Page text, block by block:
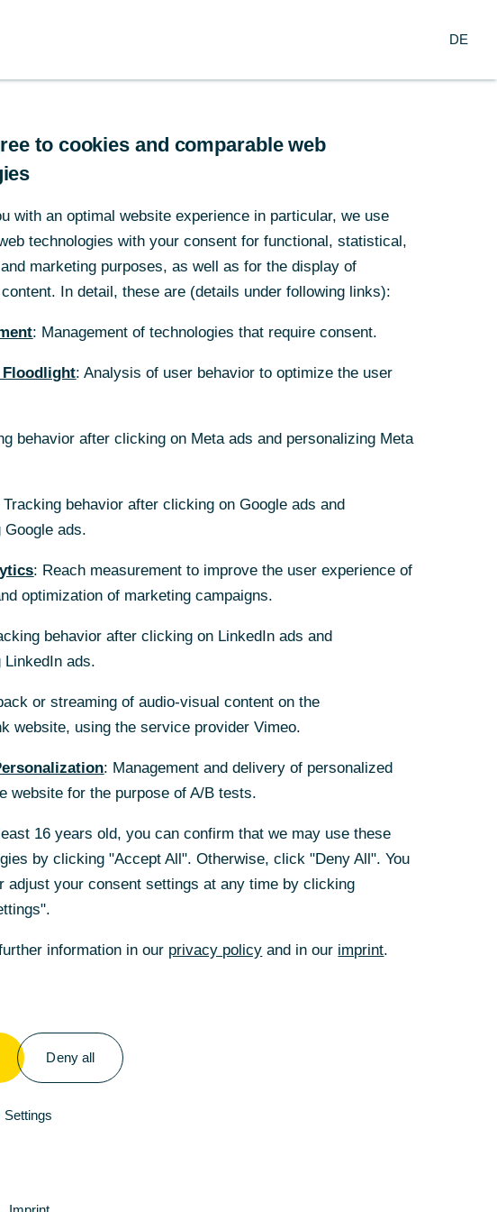
Research Service
mit der
um
auszutauschen.
E-Mail-Adresse mit einer
oder Google
Smartphone)
Sie den dort
mit Ihnen teilen. Sie
Dokumenten.
Commerzbank-
DE
to cookies and comparable web
with an optimal website experience in particular, we use
technologies with your consent for functional, statistical,
marketing purposes, as well as for the display of
In detail, these are (details under following links):
: Management of technologies that require consent.
Floodlight: Analysis of user behavior to optimize the user
behavior after clicking on Meta ads and personalizing Meta
Tracking behavior after clicking on Google ads and
Google ads.
: Reach measurement to improve the user experience of
optimization of marketing campaigns.
behavior after clicking on LinkedIn ads and
LinkedIn ads.
or streaming of audio-visual content on the
website, using the service provider Vimeo.
: Management and delivery of personalized
website for the purpose of A/B tests.
16 years old, you can confirm that we may use these
by clicking "Accept All". Otherwise, click "Deny All". You
adjust your consent settings at any time by clicking
information in our privacy policy and in our imprint.
Deny all
Settings